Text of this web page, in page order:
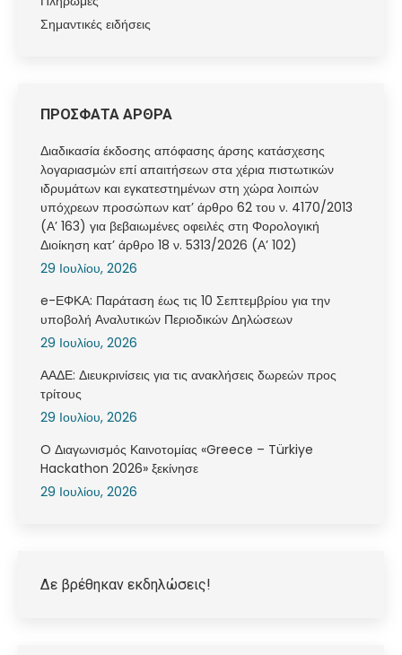
Σημαντικές ειδήσεις
ΠΡΟΣΦΑΤΑ ΑΡΘΡΑ
Διαδικασία έκδοσης απόφασης άρσης κατάσχεσης
λογαριασμών επί απαιτήσεων στα χέρια πιστωτικών
ιδρυμάτων και εγκατεστημένων στη χώρα λοιπών
υπόχρεων προσώπων κατ’ άρθρο 62 του ν. 4170/2013
(Α’ 163) για βεβαιωμένες οφειλές στη Φορολογική
Διοίκηση κατ’ άρθρο 18 ν. 5313/2026 (Α’ 102)
29 Ιουλίου, 2026
e-ΕΦΚΑ: Παράταση έως τις 10 Σεπτεμβρίου για την
υποβολή Αναλυτικών Περιοδικών Δηλώσεων
29 Ιουλίου, 2026
ΑΑΔΕ: Διευκρινίσεις για τις ανακλήσεις δωρεών προς
τρίτους
29 Ιουλίου, 2026
O Διαγωνισμός Καινοτομίας «Greece – Türkiye
Hackathon 2026» ξεκίνησε
29 Ιουλίου, 2026
Δε βρέθηκαν εκδηλώσεις!